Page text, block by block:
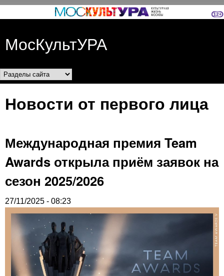
Перейти к основному
МосКультУРА
Разделы сайта
Новости от первого лица
Международная премия Team
Awards открыла приём заявок на
сезон 2025/2026
27/11/2025 - 08:23